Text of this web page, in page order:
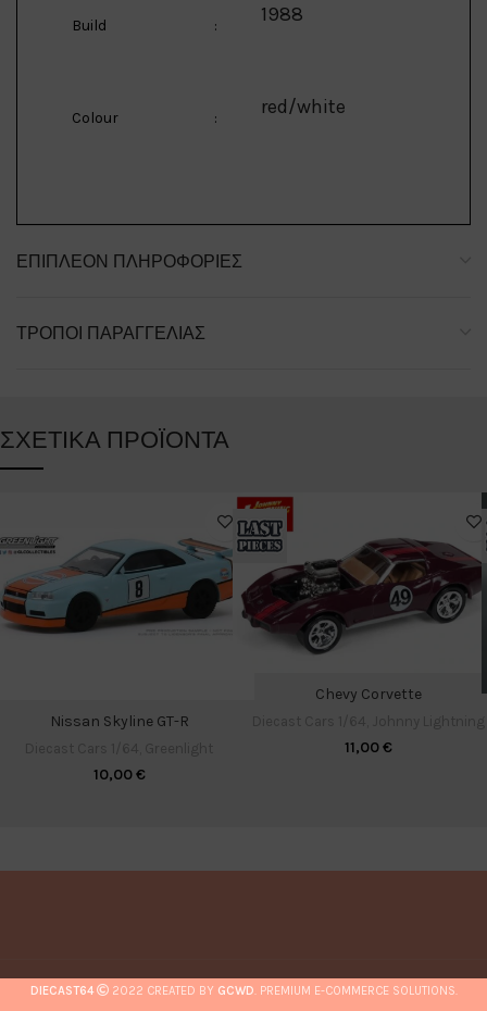
Build : 1988
Colour : red/white
ΕΠΙΠΛΈΟΝ ΠΛΗΡΟΦΟΡΊΕΣ
ΤΡΌΠΟΙ ΠΑΡΑΓΓΕΛΊΑΣ
ΣΧΕΤΙΚΆ ΠΡΟΪΌΝΤΑ
Nissan Skyline GT-R
10,00€
Chevy Corvette
11,00€
DIECAST64 2022 CREATED BY GCWD. PREMIUM E-COMMERCE SOLUTIONS.